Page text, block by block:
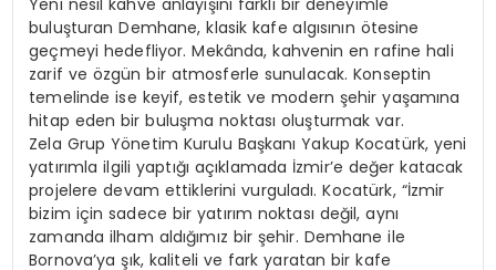
buluşturan Demhane, klasik kafe algısının ötesine
geçmeyi hedefliyor. Mekânda, kahvenin en rafine hali
zarif ve özgün bir atmosferle sunulacak. Konseptin
temelinde ise keyif, estetik ve modern şehir yaşamına
hitap eden bir buluşma noktası oluşturmak var.
Zela Grup Yönetim Kurulu Başkanı Yakup Kocatürk, yeni
yatırımla ilgili yaptığı açıklamada İzmir’e değer katacak
projelere devam ettiklerini vurguladı. Kocatürk, “İzmir
bizim için sadece bir yatırım noktası değil, aynı
zamanda ilham aldığımız bir şehir. Demhane ile
Bornova’ya şık, kaliteli ve fark yaratan bir kafe